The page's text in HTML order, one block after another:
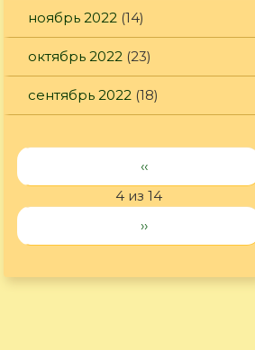
ноябрь 2022 (14)
октябрь 2022 (23)
сентябрь 2022 (18)
‹‹
4 из 14
››